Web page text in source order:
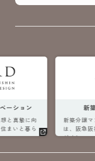
ーション
と真摯に向
まいと暮ら
新
新築分譲
は、阪急
ジオ＞へ。